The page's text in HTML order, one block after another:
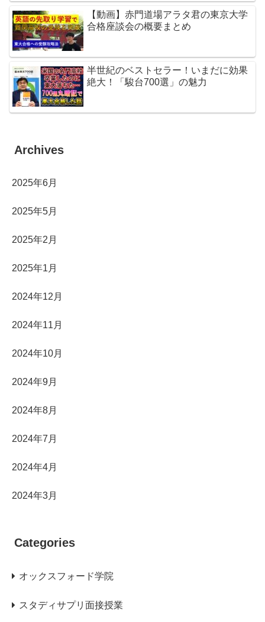
【動画】赤門道場アラタ君の東京大学
合格座談会の概要まとめ
半世紀のベストセラー！いまだに効果
絶大！「駿台700選」の魅力
Archives
2025年6月
2025年5月
2025年2月
2025年1月
2024年12月
2024年11月
2024年10月
2024年9月
2024年8月
2024年7月
2024年4月
2024年3月
Categories
オックスフォード学院
スタディサプリ面接授業